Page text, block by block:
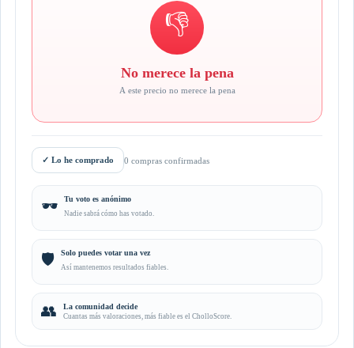
👎
No merece la pena
A este precio no merece la pena
✓ Lo he comprado 0 compras confirmadas
🕶️ Tu voto es anónimo
Nadie sabrá cómo has votado.
🛡️ Solo puedes votar una vez
Así mantenemos resultados fiables.
👥 La comunidad decide
Cuantas más valoraciones, más fiable es el CholloScore.